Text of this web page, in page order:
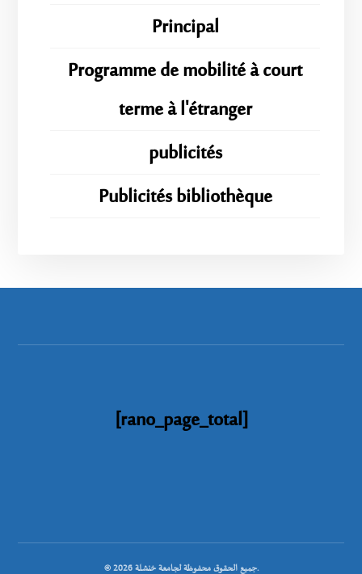
Principal
Programme de mobilité à court
terme à l'étranger
publicités
Publicités bibliothèque
[rano_page_total]
© جميع الحقوق محفوظة لجامعة خنشلة 2026.